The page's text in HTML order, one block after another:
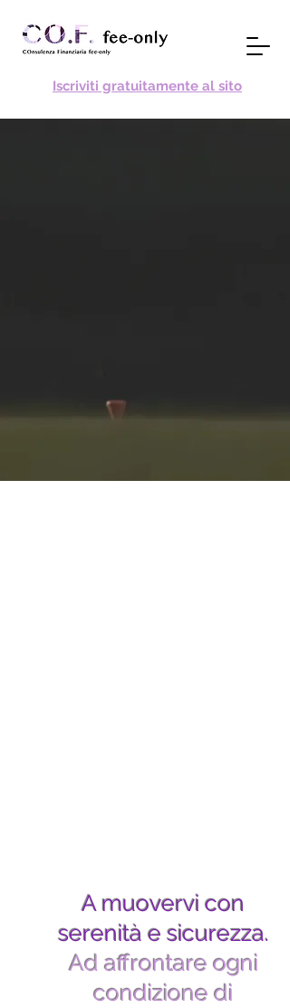
Iscriviti gratuitamente al sito
A muovervi con
serenità e sicurezza.
Ad affrontare ogni
condizione di